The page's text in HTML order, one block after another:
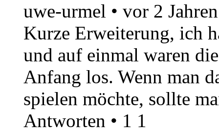
uwe-urmel • vor 2 Jahren
Kurze Erweiterung, ich
und auf einmal waren
Anfang los. Wenn man
spielen möchte, sollte
Antworten • 1 1